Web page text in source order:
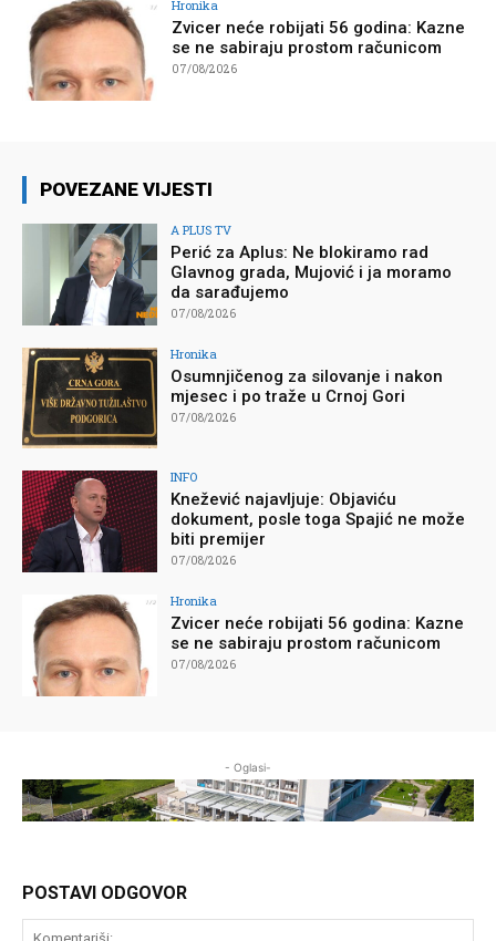
Hronika
Zvicer neće robijati 56 godina: Kazne
se ne sabiraju prostom računicom
07/08/2026
POVEZANE VIJESTI
A PLUS TV
Perić za Aplus: Ne blokiramo rad
Glavnog grada, Mujović i ja moramo
da sarađujemo
07/08/2026
Hronika
Osumnjičenog za silovanje i nakon
mjesec i po traže u Crnoj Gori
07/08/2026
INFO
Knežević najavljuje: Objaviću
dokument, posle toga Spajić ne može
biti premijer
07/08/2026
Hronika
Zvicer neće robijati 56 godina: Kazne
se ne sabiraju prostom računicom
07/08/2026
- Oglasi-
POSTAVI ODGOVOR